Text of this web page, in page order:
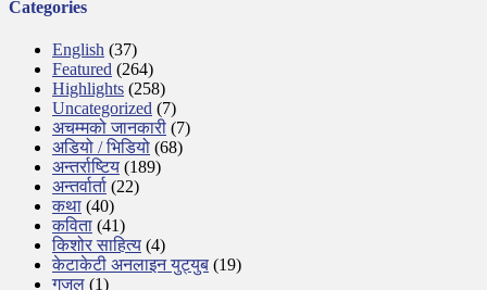
Categories
English (37)
Featured (264)
Highlights (258)
Uncategorized (7)
अचम्मको जानकारी (7)
अडियो / भिडियो (68)
अन्तर्राष्टिय (189)
अन्तर्वार्ता (22)
कथा (40)
कविता (41)
किशोर साहित्य (4)
केटाकेटी अनलाइन युट्युब (19)
गजल (1)